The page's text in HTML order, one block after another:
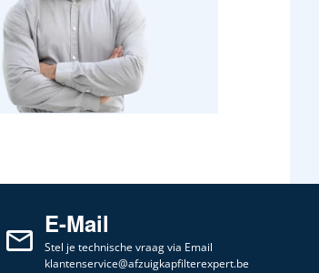
E-Mail
Stel je technische vraag via Email
klantenservice@afzuigkapfilterexpert.be